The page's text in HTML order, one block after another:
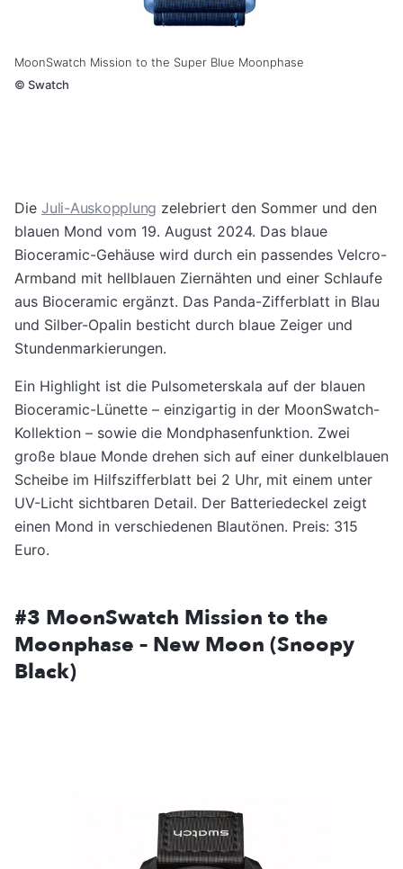
MoonSwatch Mission to the Super Blue Moonphase
© Swatch
Die Juli-Auskopplung zelebriert den Sommer und den
blauen Mond vom 19. August 2024. Das blaue
Bioceramic-Gehäuse wird durch ein passendes Velcro-
Armband mit hellblauen Ziernähten und einer Schlaufe
aus Bioceramic ergänzt. Das Panda-Zifferblatt in Blau
und Silber-Opalin besticht durch blaue Zeiger und
Stundenmarkierungen.
Ein Highlight ist die Pulsometerskala auf der blauen
Bioceramic-Lünette – einzigartig in der MoonSwatch-
Kollektion – sowie die Mondphasenfunktion. Zwei
große blaue Monde drehen sich auf einer dunkelblauen
Scheibe im Hilfszifferblatt bei 2 Uhr, mit einem unter
UV-Licht sichtbaren Detail. Der Batteriedeckel zeigt
einen Mond in verschiedenen Blautönen. Preis: 315
Euro.
#3 MoonSwatch Mission to the
Moonphase – New Moon (Snoopy
Black)